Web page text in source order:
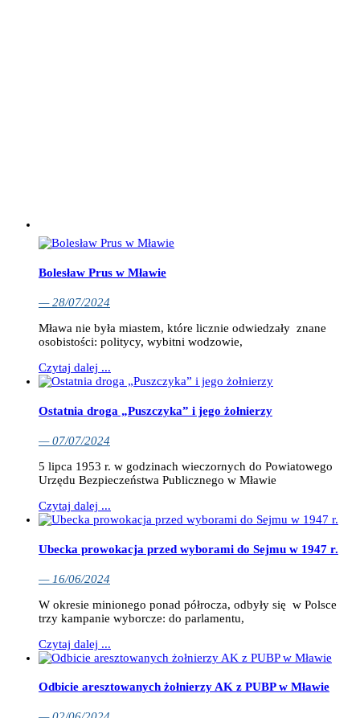
Bolesław Prus w Mławie
— 28/07/2024
Mława nie była miastem, które licznie odwiedzały znane
osobistości: politycy, wybitni wodzowie,
Czytaj dalej ...
Ostatnia droga „Puszczyka” i jego żołnierzy
— 07/07/2024
5 lipca 1953 r. w godzinach wieczornych do Powiatowego
Urzędu Bezpieczeństwa Publicznego w Mławie
Czytaj dalej ...
Ubecka prowokacja przed wyborami do Sejmu w 1947 r.
— 16/06/2024
W okresie minionego ponad półrocza, odbyły się w Polsce
trzy kampanie wyborcze: do parlamentu,
Czytaj dalej ...
Odbicie aresztowanych żołnierzy AK z PUBP w Mławie